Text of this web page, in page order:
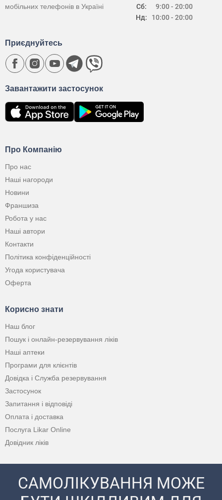
Сб:
Нд:
9:00 - 20:00
10:00 - 20:00
мобільних телефонів в Україні
Про Компанію
Про нас
Наші нагороди
Новини
Франшиза
Робота у нас
Наші автори
Контакти
Політика конфіденційності
Угода користувача
Оферта
Корисно знати
Наш блог
Пошук і онлайн-резервування ліків
Наші аптеки
Програми для клієнтів
Довідка і Служба резервування
Застосунок
Запитання і відповіді
Оплата і доставка
Послуга Likar Online
Довідник ліків
Завантажити застосунок
Приєднуйтесь
САМОЛІКУВАННЯ МОЖЕ